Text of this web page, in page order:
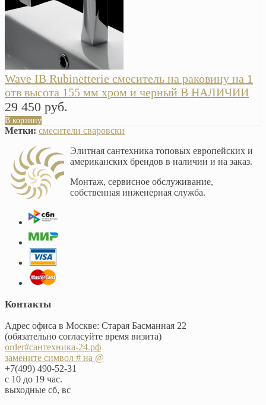
Wave IB Rubinetterie смеситель на раковину на 1
отв высота 155 мм хром и черный В НАЛИЧИИ
29 450 руб.
В корзину
Метки: смесители сваровски
Элитная сантехника топовых европейских и
американских брендов в наличии и на заказ.
Монтаж, сервисное обслуживание,
собственная инженерная служба.
Контакты
Адрес офиса в Москве: Старая Басманная 22
(обязательно согласуйте время визита)
order#сантехника-24.рф
замените символ # на @
+7(499) 490-52-31
с 10 до 19 час.
выходные сб, вс